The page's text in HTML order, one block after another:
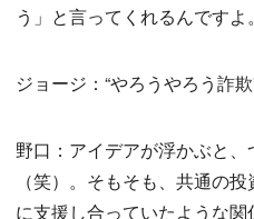
う」と言ってくれるんですよ。
ジョージ：“やろうやろう詐
野口：アイデアが浮かぶと
（笑）。そもそも、共通の
に支援し合っていたような